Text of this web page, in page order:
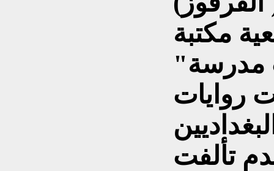
جمعية مكتبة
مدرسة"
روايات
تألفت